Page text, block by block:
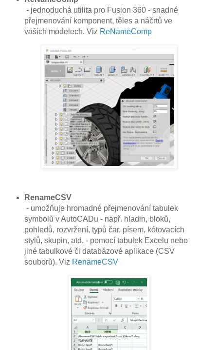
- jednoduchá utilita pro Fusion 360 - snadné
přejmenování komponent, těles a náčrtů ve
vašich modelech. Viz ReNameComp
RenameCSV
- umožňuje hromadné přejmenování tabulek
symbolů v AutoCADu - např. hladin, bloků,
pohledů, rozvržení, typů čar, písem, kótovacích
stylů, skupin, atd. - pomocí tabulek Excelu nebo
jiné tabulkové či databázové aplikace (CSV
souborů). Viz RenameCSV